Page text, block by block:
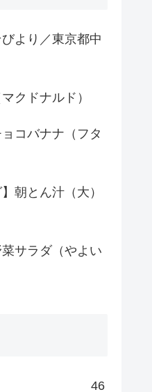
より／東京都中
クドナルド）
コバナナ（フタ
朝とん汁（大）
菜サラダ（やよい
46